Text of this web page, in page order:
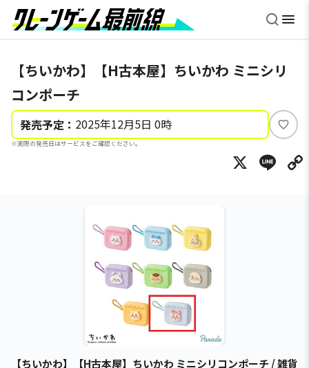
【ちいかわ】【H古本屋】ちいかわ ミニシリ
コンポーチ
発売予定： 2025年12月5日 0時
※実際の発売日はサービスをご確認ください。
い
ね
X
【ちいかわ】【H古本屋】ちいかわ ミニシリコンポーチ / 雑貨